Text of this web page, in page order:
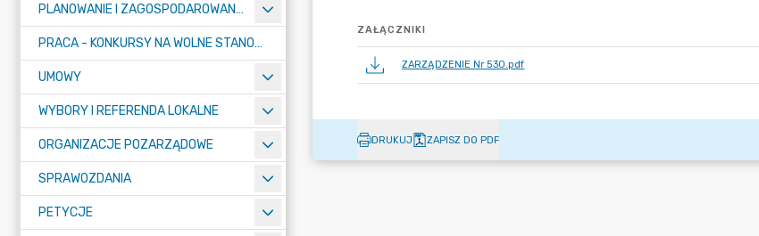
PLANOWANIE I ZAGOSPODAROWANIE PRZESTRZENNE
PRACA - KONKURSY NA WOLNE STANOWISKA
UMOWY
WYBORY I REFERENDA LOKALNE
ORGANIZACJE POZARZĄDOWE
SPRAWOZDANIA
PETYCJE
ZAŁĄCZNIKI
ZARZĄDZENIE Nr 530.pdf
DRUKUJ ZAPISZ DO PDF